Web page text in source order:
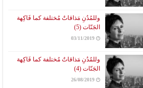
وللمُدُنِ مَذاقاتٌ مُختلفة كما فَاكِهة
الجَنّات (5)
03/11/2019
وللمُدُنِ مَذاقاتٌ مُختلفة كما فَاكِهة
الجَنّات (4)
26/08/2019